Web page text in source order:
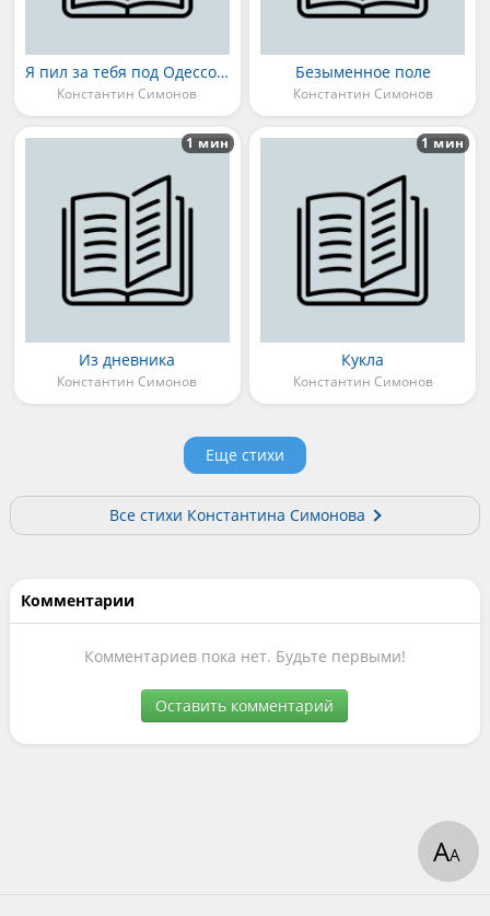
Я пил за тебя под Одессой в землянке
Константин Симонов
Безыменное поле
Константин Симонов
Из дневника
Константин Симонов
1 мин
Кукла
Константин Симонов
1 мин
Еще стихи
Все стихи Константина Симонова
Комментарии
Комментариев пока нет. Будьте первыми!
Оставить комментарий
АА